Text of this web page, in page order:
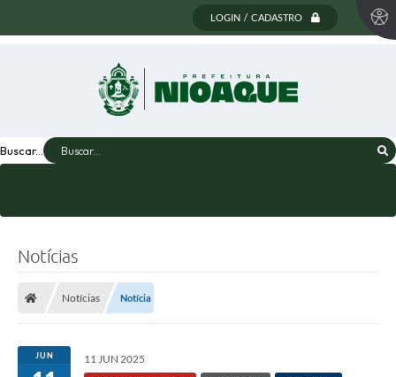
LOGIN / CADASTRO
Buscar...
Notícias
Notícias Notícia
JUN 11 JUN 2025